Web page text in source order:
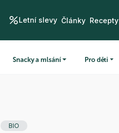
Letní slevy Články Recepty
Snacky a mlsání Pro děti
BIO